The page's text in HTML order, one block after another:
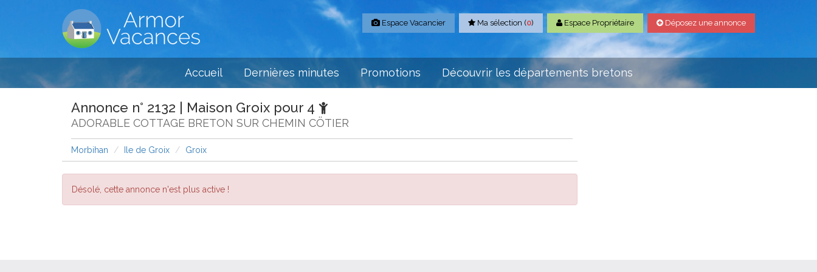
Espace Vacancier Ma sélection (0) Espace Propriétaire Déposez une annonce
Accueil Dernières minutes Promotions Découvrir les départements bretons
Annonce n° 2132 | Maison Groix pour 4
ADORABLE COTTAGE BRETON SUR CHEMIN CÖTIER
Morbihan Ile de Groix Groix
Désolé, cette annonce n'est plus active !